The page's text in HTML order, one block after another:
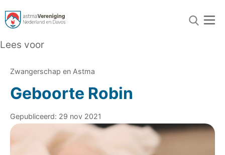
Lees voor
Zwangerschap en Astma
Geboorte Robin
Gepubliceerd: 29 nov 2021